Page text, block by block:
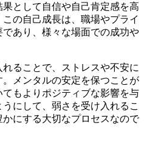
として自信や自己肯定感を高
の自己成長は、職場やプライ
あり、様々な場面での成功や
ることで、ストレスや不安に
メンタルの安定を保つことが
もよりポジティブな影響を与
にして、弱さを受け入れるこ
にする大切なプロセスなので